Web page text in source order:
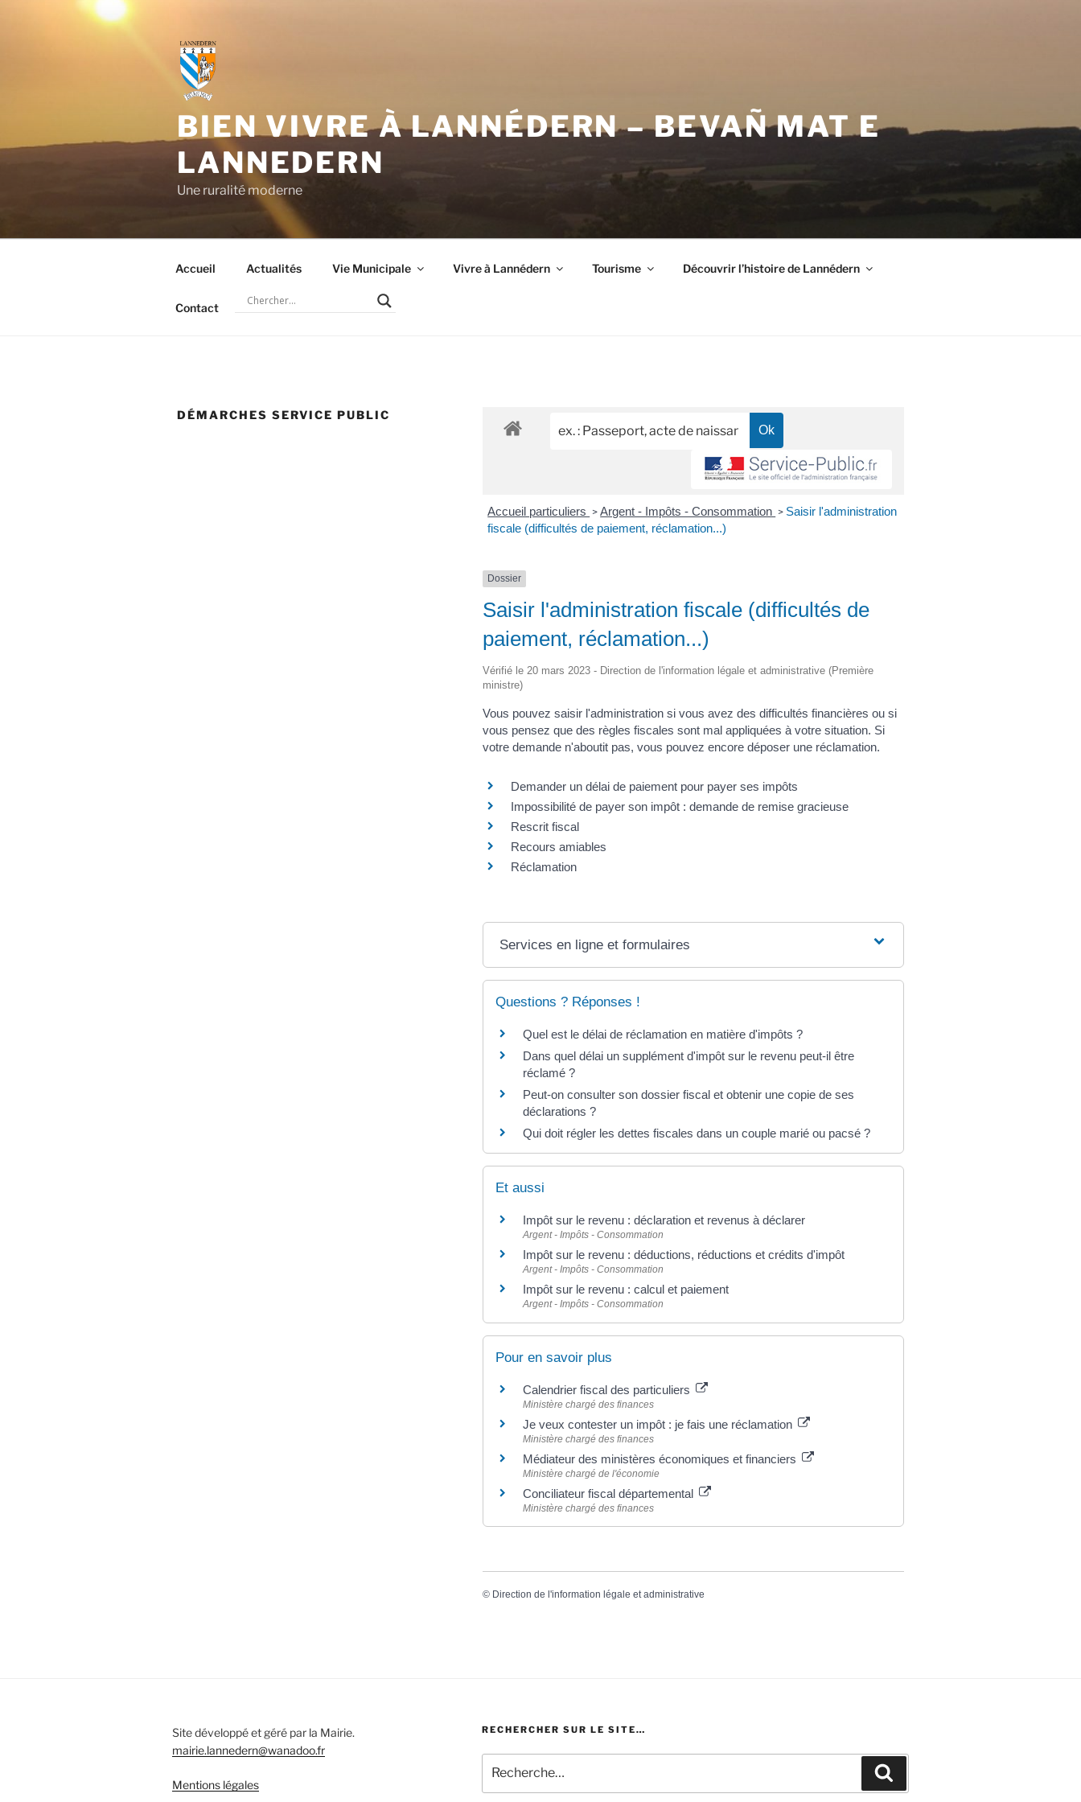
BIEN VIVRE À LANNÉDERN – BEVAÑ MAT E
LANNEDERN
Une ruralité moderne
Accueil Actualités Vie Municipale Vivre à Lannédern Tourisme Découvrir l’histoire de Lannédern
Contact
DÉMARCHES SERVICE PUBLIC
Accueil particuliers >Argent - Impôts - Consommation > Saisir l'administration
fiscale (difficultés de paiement, réclamation...)
Dossier
Saisir l'administration fiscale (difficultés de
paiement, réclamation...)
Vérifié le 20 mars 2023 - Direction de l'information légale et administrative (Première
ministre)
Vous pouvez saisir l'administration si vous avez des difficultés financières ou si
vous pensez que des règles fiscales sont mal appliquées à votre situation. Si
votre demande n'aboutit pas, vous pouvez encore déposer une réclamation.
Demander un délai de paiement pour payer ses impôts
Impossibilité de payer son impôt : demande de remise gracieuse
Rescrit fiscal
Recours amiables
Réclamation
Services en ligne et formulaires
Questions ? Réponses !
Quel est le délai de réclamation en matière d'impôts ?
Dans quel délai un supplément d'impôt sur le revenu peut-il être
réclamé ?
Peut-on consulter son dossier fiscal et obtenir une copie de ses
déclarations ?
Qui doit régler les dettes fiscales dans un couple marié ou pacsé ?
Et aussi
Impôt sur le revenu : déclaration et revenus à déclarer
Argent - Impôts - Consommation
Impôt sur le revenu : déductions, réductions et crédits d'impôt
Argent - Impôts - Consommation
Impôt sur le revenu : calcul et paiement
Argent - Impôts - Consommation
Pour en savoir plus
Calendrier fiscal des particuliers
Ministère chargé des finances
Je veux contester un impôt : je fais une réclamation
Ministère chargé des finances
Médiateur des ministères économiques et financiers
Ministère chargé de l'économie
Conciliateur fiscal départemental
Ministère chargé des finances
© Direction de l'information légale et administrative
Site développé et géré par la Mairie.
mairie.lannedern@wanadoo.fr
Mentions légales
RECHERCHER SUR LE SITE…
pour
: